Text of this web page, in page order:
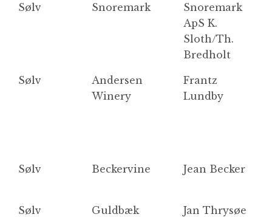
Sølv Snoremark
Snoremark
ApS K.
Sloth/Th.
Bredholt
Sølv
Andersen
Winery
Frantz
Lundby
Sølv Beckervine Jean Becker
Sølv
Guldbæk
Jan Thrysøe